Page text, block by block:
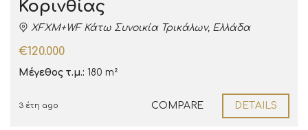
Κορινθίας
XFXM+WF Κάτω Συνοικία Τρικάλων, Ελλάδα
€120.000
Μέγεθος τ.μ.: 180 m²
3 έτη ago COMPARE DETAILS